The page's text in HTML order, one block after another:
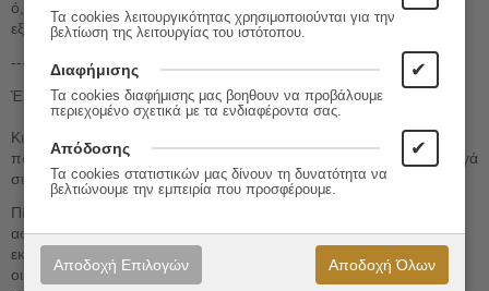
ό,τι ενδέχεται να συμβεί τη μέρα που κάποιος θα κατορθώσει να
εξηγήσει και τη χωματερή.
----------------------------------
Έρωτας 77
Κι αφού κάνουν όλα όσα κάνουν, σηκώνονται, πλένονται,
πουδράρονται, παρφουμάρονται, χτενίζονται, ντύνονται, κι έτσι, σιγά
σιγά, ξαναγίνονται αυτό που δεν είναι.
Πίσω από το όνομα "Λούκας" κρύβεται κάποιος «Χούλιο» που
αφηγείται ιστορίες για τους αγαπημένους του πιανίστες, τις ζωές
εκκεντρικών καλλιτεχνών, τα έθιμα ορισμένων αργεντινών
οικογενειών, την αγάπη και τη φιλία. Ακούραστος ανατροπέας
Τα cookies λειτουργικότητας χρησιμοποιούνται για την
βελτίωση της λειτουργίας του ιστότοπου.
Διαφήμισης ✔
Τα cookies διαφήμισης μας βοηθουν να προβάλουμε
περιεχομένο σχετικά με τα ενδιαφέροντα σας.
Απόδοσης ✔
Τα cookies στατιστικών μας δίνουν τη δυνατότητα να
βελτιώνουμε την εμπειρία που προσφέρουμε.
Αποδοχή Επιλογών Αποδοχή Όλων